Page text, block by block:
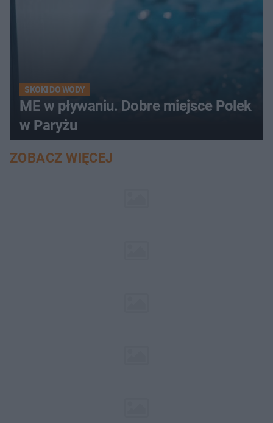
SKOKI DO WODY
ME w pływaniu. Dobre miejsce Polek
w Paryżu
ZOBACZ WIĘCEJ